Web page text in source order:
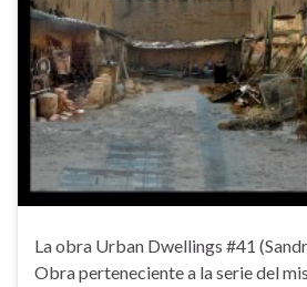
La obra Urban Dwellings #41
Obra perteneciente a la serie del